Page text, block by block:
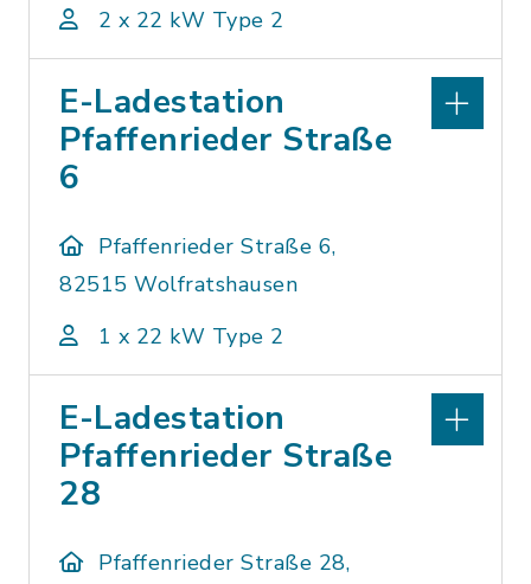
2 x 22 kW Type 2
E-Ladestation
Pfaffenrieder Straße
6
Pfaffenrieder Straße 6,
82515 Wolfratshausen
1 x 22 kW Type 2
E-Ladestation
Pfaffenrieder Straße
28
Pfaffenrieder Straße 28,